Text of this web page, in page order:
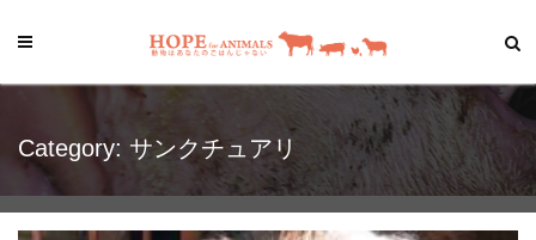
Category: サンクチュアリ